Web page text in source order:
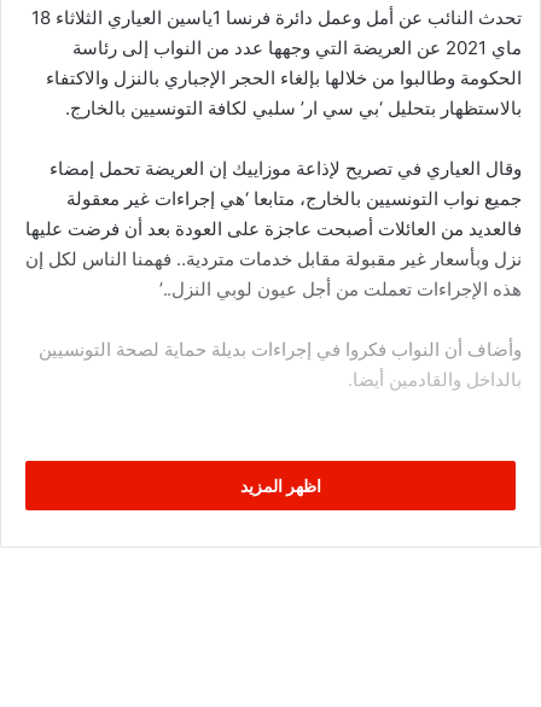
تحدث النائب عن أمل وعمل دائرة فرنسا 1ياسين العياري الثلاثاء 18
ماي 2021 عن العريضة التي وجهها عدد من النواب إلى رئاسة
الحكومة وطالبوا من خلالها بإلغاء الحجر الإجباري بالنزل والاكتفاء
بالاستظهار بتحليل ‘بي سي ار’ سلبي لكافة التونسيين بالخارج.
وقال العياري في تصريح لإذاعة موزاييك إن العريضة تحمل إمضاء
جميع نواب التونسيين بالخارج، متابعا ‘هي إجراءات غير معقولة
فالعديد من العائلات أصبحت عاجزة على العودة بعد أن فرضت عليها
نزل وبأسعار غير مقبولة مقابل خدمات متردية.. فهمنا الناس لكل إن
هذه الإجراءات تعملت من أجل عيون لوبي النزل..’
وأضاف أن النواب فكروا في إجراءات بديلة حماية لصحة التونسيين
بالداخل والقادمين أيضا.
اظهر المزيد